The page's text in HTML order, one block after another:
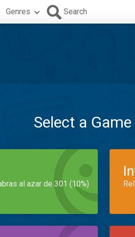
Genres Search
Select a
al azar de 301 (10%)